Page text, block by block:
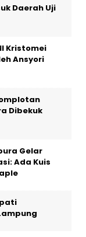
Daerah Uji
Kristomei
Ansyori
Dibekuk
Gelar
Ada Kuis